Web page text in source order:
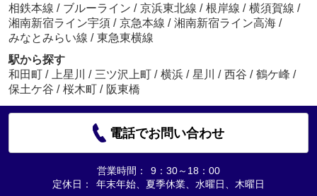
相鉄本線 / ブルーライン / 京浜東北線 / 根岸線 / 横須賀線 /
湘南新宿ライン宇須 / 京急本線 / 湘南新宿ライン高海 /
みなとみらい線 / 東急東横線
駅から探す
和田町 / 上星川 / 三ツ沢上町 / 横浜 / 星川 / 西谷 / 鶴ケ峰 /
保土ケ谷 / 桜木町 / 阪東橋
電話でお問い合わせ
営業時間：
9：30～18：00
定休日：
年末年始、夏季休業、水曜日、木曜日